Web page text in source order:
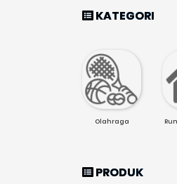
KATEGORI
Olahraga
PRODUK